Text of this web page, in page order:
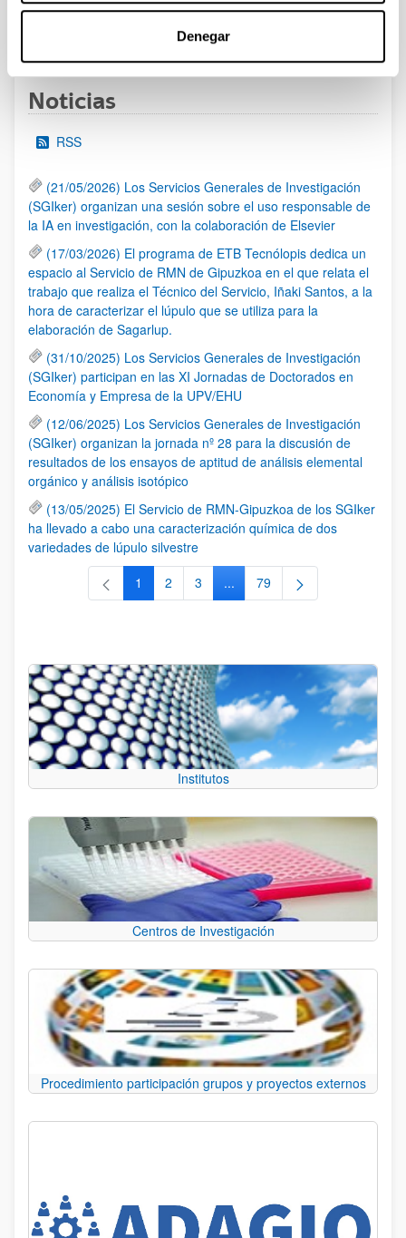
Denegar
Páginas intermedias Use TAB para desplazarse.
PáginaPágina
13 14
Noticias
RSS
(21/05/2026) Los Servicios Generales de Investigación
(SGIker) organizan una sesión sobre el uso responsable de
la IA en investigación, con la colaboración de Elsevier
(17/03/2026) El programa de ETB Tecnólopis dedica un
espacio al Servicio de RMN de Gipuzkoa en el que relata el
trabajo que realiza el Técnico del Servicio, Iñaki Santos, a la
hora de caracterizar el lúpulo que se utiliza para la
elaboración de Sagarlup.
(31/10/2025) Los Servicios Generales de Investigación
(SGIker) participan en las XI Jornadas de Doctorados en
Economía y Empresa de la UPV/EHU
(12/06/2025) Los Servicios Generales de Investigación
(SGIker) organizan la jornada nº 28 para la discusión de
resultados de los ensayos de aptitud de análisis elemental
orgánico y análisis isotópico
(13/05/2025) El Servicio de RMN-Gipuzkoa de los SGIker
ha llevado a cabo una caracterización química de dos
variedades de lúpulo silvestre
Página
1 Página
2 Página
3 ...Páginas intermedias Use TAB
Página
79
Institutos
Centros de Investigación
Procedimiento participación grupos y proyectos externos